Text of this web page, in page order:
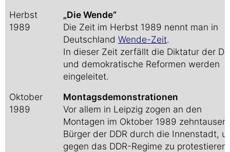
Herbst
1989
„Die Wende“
Die Zeit im Herbst 1989 nennt man in
Deutschland Wende-Zeit.
In dieser Zeit zerfällt die Diktatur der
und demokratische Reformen werden
eingeleitet.
Oktober
1989
Montagsdemonstrationen
Vor allem in Leipzig zogen an den
Montagen im Oktober 1989
Bürger der DDR durch die Innenstadt,
gegen das DDR-Regime zu protestieren.